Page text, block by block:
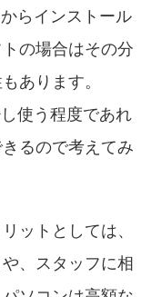
らインストール
の場合はその分
あります。
使う程度であれ
るので考えてみ
ットとしては、
、スタッフに相